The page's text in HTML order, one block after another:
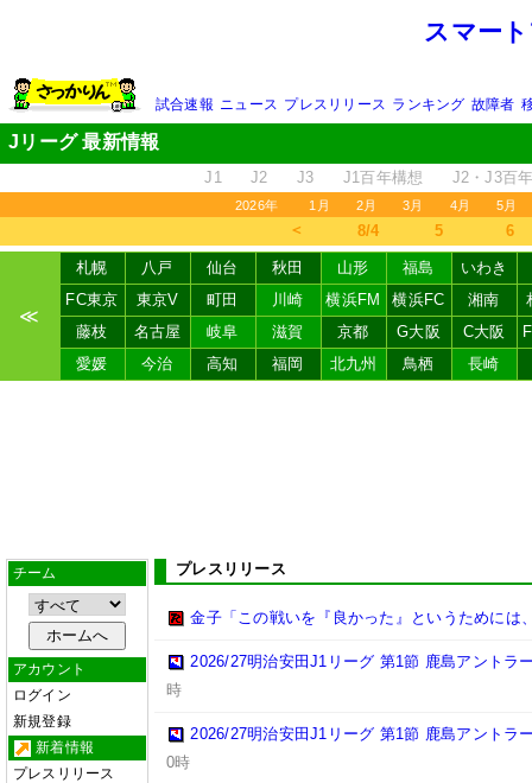
スマー
試合速報 ニュース プレスリリース ランキング 故障者
Jリーグ 最新情報
J1 J2 J3 J1百年構想 J2・J3百
2026年 1月 2月 3月 4月 5月
＜ 8/4 5 6
≪
札幌 八戸 仙台 秋田 山形 福島
いわき
FC東京
東京V 町田 川崎 横浜FM 横浜FC 湘南
藤枝
名古屋 岐阜 滋賀 京都 G大阪 C大阪
愛媛
今治 高知 福岡 北九州 鳥栖 長崎
チーム
アカウント
ログイン
新規登録
新着情報
プレスリリース
プレスリリース
金子「この戦いを『良かった』というためには
2026/27明治安田J1リーグ 第1節 鹿島アントラ
時
2026/27明治安田J1リーグ 第1節 鹿島アントラ
0時